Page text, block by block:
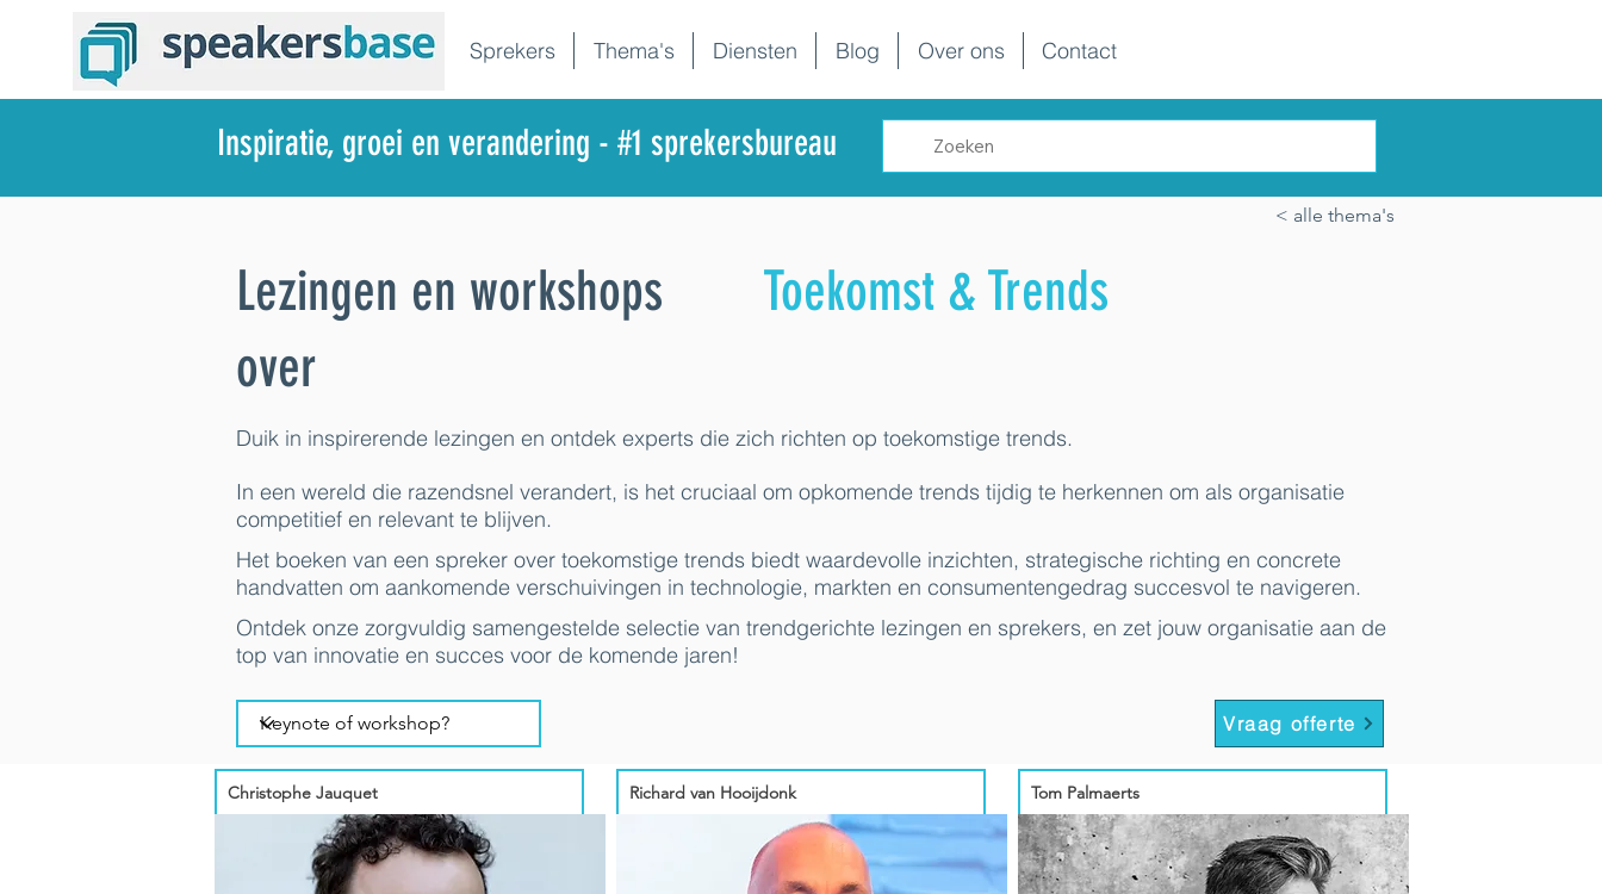
Sprekers Thema's Diensten Blog Over ons Contact
< alle thema's
Lezingen en workshops
over
Toekomst & Trends
Duik in inspirerende lezingen en ontdek experts die zich richten op toekomstige trends.
In een wereld die razendsnel verandert, is het cruciaal om opkomende trends tijdig te herkennen om als organisatie
competitief en relevant te blijven.
Het boeken van een spreker over toekomstige trends biedt waardevolle inzichten, strategische richting en concrete
handvatten om aankomende verschuivingen in technologie, markten en consumentengedrag succesvol te navigeren.
Ontdek onze zorgvuldig samengestelde selectie van trendgerichte lezingen en sprekers, en zet jouw organisatie aan de
top van innovatie en succes voor de komende jaren!
Vraag offerte
Christophe Jauquet Richard van Hooijdonk Tom Palmaerts
Inspiratie, groei en verandering - #1 sprekersbureau